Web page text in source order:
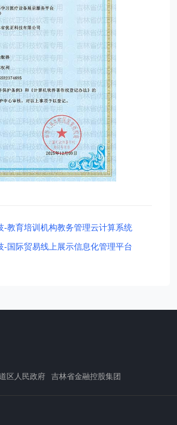
-教育培训机构教务管理云计算系统
-国际贸易线上展示信息化管理平台
区人民政府 吉林省金融控股集团